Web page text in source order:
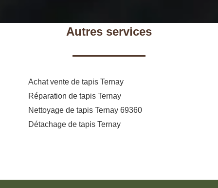
Autres services
Achat vente de tapis Ternay
Réparation de tapis Ternay
Nettoyage de tapis Ternay 69360
Détachage de tapis Ternay